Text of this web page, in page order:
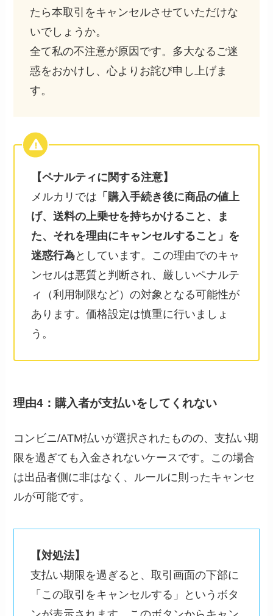
たら本取引をキャンセルさせていただけな
いでしょうか。
全て私の不注意が原因です。多大なるご迷
惑をおかけし、心よりお詫び申し上げま
す。
【ペナルティに関する注意】
メルカリでは 「購入手続き後に商品の値上
げ、送料の上乗せを持ちかけること、ま
た、それを理由にキャンセルすること」を
迷惑行為としています。この理由でのキャ
ンセルは悪質と判断され、厳しいペナルテ
ィ（利用制限など）の対象となる可能性が
あります。価格設定は慎重に行いましょ
う。
理由4：購入者が支払いをしてくれない
コンビニ/ATM払いが選択されたものの、支払い期
限を過ぎても入金されないケースです。この場合
は出品者側に非はなく、ルールに則ったキャンセ
ルが可能です。
【対処法】
支払い期限を過ぎると、取引画面の下部に
「この取引をキャンセルする」というボタ